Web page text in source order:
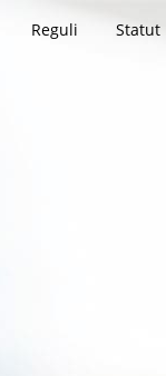
Reguli Statut